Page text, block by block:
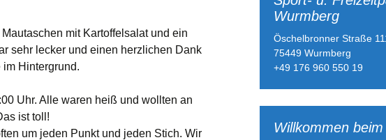
Mühlhausen Enzschleife
Corona auch 2020
mit Kartoffelsalat und ein
sehr lecker und einen herzlichen Dank
Hintergrund.
Uhr. Alle waren heiß und wollten an
ist toll!
um jeden Punkt und jeden Stich. Wir
Wurmberg
Öschelbronner Straße
75449 Wurmberg
+49 176 960 550 19
Willkommen